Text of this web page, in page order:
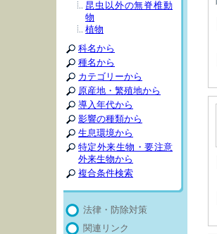
昆虫以外の無脊椎動
物
植物
科名から
種名から
カテゴリーから
原産地・繁殖地から
導入年代から
影響の種類から
生息環境から
特定外来生物・要注意
外来生物から
複合条件検索
法律・防除対策
関連リンク